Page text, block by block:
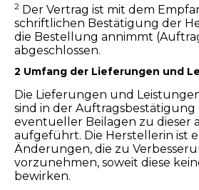
2 Der Vertrag ist mit dem
schriftlichen Bestätigung der
die Bestellung annimmt
abgeschlossen.
2 Umfang der Lieferungen und
Die Lieferungen und
sind in der Auftragsbestätigung
eventueller Beilagen zu dieser
aufgeführt. Die Herstellerin ist
Änderungen, die zu
vorzunehmen, soweit diese
bewirken.